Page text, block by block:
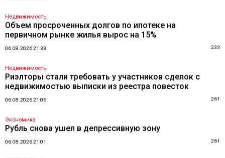
Недвижимость
Объем просроченных долгов по ипотеке на
первичном рынке жилья вырос на 15%
06.08.2026 21:33 233
Недвижимость
Риэлторы стали требовать у участников сделок с
недвижимостью выписки из реестра повесток
06.08.2026 21:06 261
Экономика
Рубль снова ушел в депрессивную зону
06.08.2026 21:01 261